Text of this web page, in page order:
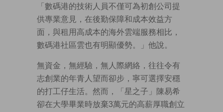
「數碼港的技術人員不僅可為初創公司提
供專業意見，在後勤保障和成本效益方
面，與租用高成本的海外雲端服務相比，
數碼港社區雲也有明顯優勢。」他說。
無資金，無經驗，無人際網絡，往往令有
志創業的年青人望而卻步，寧可選擇安穩
的打工仔生活。然而，「星之子」陳易希
卻在大學畢業時放棄3萬元的高薪厚職創立